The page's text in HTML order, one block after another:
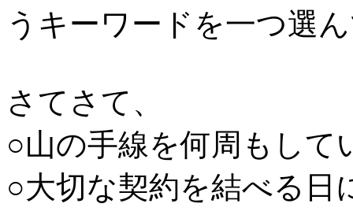
うキーワードを一つ選
さてさて、
○山の手線を何周もして
○大切な契約を結べる日